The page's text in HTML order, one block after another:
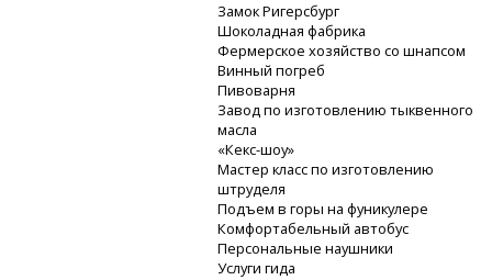
Замок Ригерсбург
Шоколадная фабрика
Фермерское хозяйство со шнапсом
Винный погреб
Пивоварня
Завод по изготовлению тыквенного
масла
«Кекс-шоу»
Мастер класс по изготовлению
штруделя
Подъем в горы на фуникулере
Комфортабельный автобус
Персональные наушники
Услуги гида